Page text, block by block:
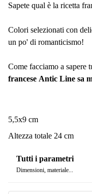
Sapete qual è la ricetta
Colori selezionati con
un po' di romanticismo!
Come facciamo a sapere
francese Antic Line sa
5,5x9 cm
Altezza totale 24 cm
Tutti i parametri
Dimensioni, materiale...